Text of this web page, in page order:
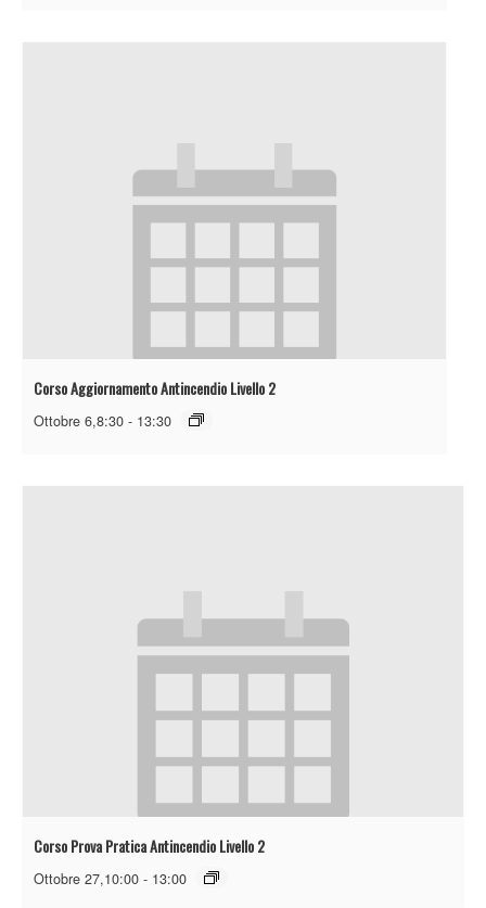
Corso Aggiornamento Antincendio Livello 2
Ottobre 6,8:30 - 13:30
Corso Prova Pratica Antincendio Livello 2
Ottobre 27,10:00 - 13:00